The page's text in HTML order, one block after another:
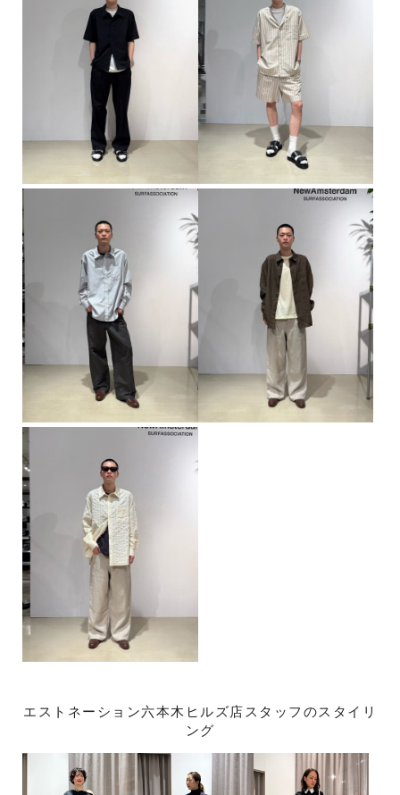
エストネーション六本木ヒルズ店スタッフのスタイリ
ング